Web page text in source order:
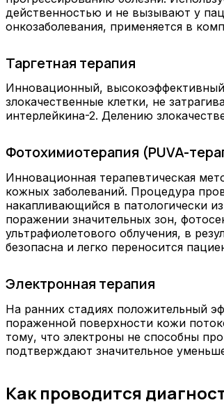
действенностью и не вызывают у
онкозаболевания, применяется в
Таргетная терапия
Инновационный,
злокачественные клетки, не
интерлейкина-2. Делению
Фотохимиотерапия (PUVA-
Инновационная терапевтическая
кожных заболеваний. Процедура
накапливающийся в патологически
поражении значительных зон,
ультрафиолетового облучения, в
безопасна и легко переносится
Электронная терапия
На ранних стадиях положительный
пораженной поверхности кожи
тому, что электроны не способны
подтверждают значительное
Как проводится